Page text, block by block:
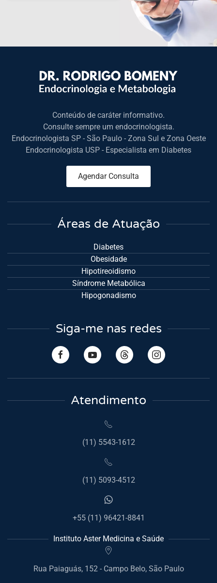
Conteúdo de caráter informativo.
Consulte sempre um endocrinologista.
Endocrinologista SP - São Paulo - Zona Sul e Zona Oeste
Endocrinologista USP - Especialista em Diabetes
Agendar Consulta
Áreas de Atuação
Diabetes
Obesidade
Hipotireoidismo
Síndrome Metabólica
Hipogonadismo
Siga-me nas redes
Atendimento
(11) 5543-1612
(11) 5093-4512
+55 (11) 96421-8841
Instituto Aster Medicina e Saúde
Rua Paiaguás, 152 - Campo Belo, São Paulo